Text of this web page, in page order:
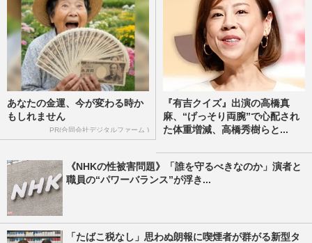
あなたの金運、今が変わる時か
もしれません
PR(合同会社デジタルファーム )
『有吉クイズ』出演の高橋真
麻、“げっそり両腕”で心配され
た体重増減、高橋秀樹らと...
《NHKの性被害問題》「誰を守るべきなのか」演者と
職員の“パワーバランス”が浮き...
「たばこ税なし」思わぬ朗報に喫煙者が群がる新型タ